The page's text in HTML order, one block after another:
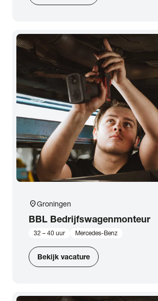
location_onGroningen
BBL Bedrijfswagenmonteur
32 – 40 uur Mercedes-Benz
Bekijk vacature